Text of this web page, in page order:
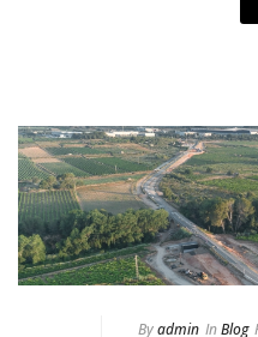
Byadmin InBlog